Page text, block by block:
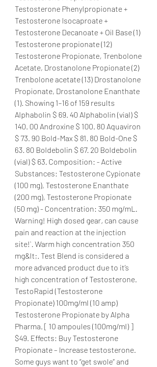
Testosterone Phenylpropionate +
Testosterone Isocaproate +
Testosterone Decanoate + Oil Base (1)
Testosterone propionate (12)
Testosterone Propionate, Trenbolone
Acetate, Drostanolone Propionate (2)
Trenbolone acetate (13) Drostanolone
Propionate, Drostanolone Enanthate
(1). Showing 1–16 of 159 results
Alphabolin $ 69. 40 Alphabolin (vial) $
140. 00 Androxine $ 100. 80 Aquaviron
$ 73. 90 Bold-Max $ 81. 80 Bold-One $
63. 80 Boldebolin $ 67. 20 Boldebolin
(vial) $ 63. Composition: - Active
Substances: Testosterone Cypionate
(100 mg), Testosterone Enanthate
(200 mg), Testosterone Propionate
(50 mg) - Concentration: 350 mg/mL.
Warning! High dosed gear, can cause
pain and reaction at the injection
site!`. Warm high concentration 350
mg&lt;. Test Blend is considered a
more advanced product due to it’s
high concentration of Testosterone.
TestoRapid (Testosterone
Propionate) 100mg/ml (10 amp)
Testosterone Propionate by Alpha
Pharma. [ 10 ampoules (100mg/ml) ]
$49. Effects: Buy Testosterone
Propionate – Increase testosterone.
Some guys want to “get swole” and